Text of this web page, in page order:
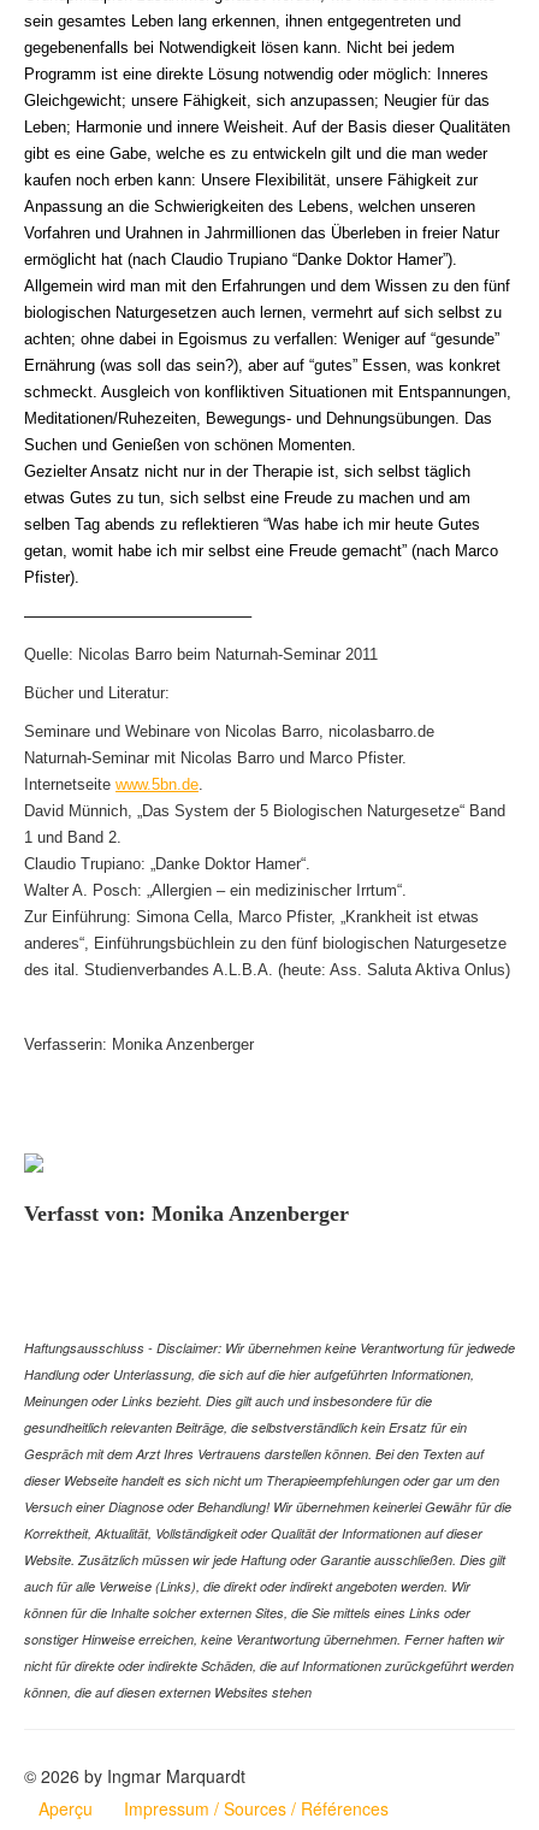
sein gesamtes Leben lang erkennen, ihnen entgegentreten und
gegebenenfalls bei Notwendigkeit lösen kann. Nicht bei jedem
Programm ist eine direkte Lösung notwendig oder möglich: Inneres
Gleichgewicht; unsere Fähigkeit, sich anzupassen; Neugier für das
Leben; Harmonie und innere Weisheit. Auf der Basis dieser Qualitäten
gibt es eine Gabe, welche es zu entwickeln gilt und die man weder
kaufen noch erben kann: Unsere Flexibilität, unsere Fähigkeit zur
Anpassung an die Schwierigkeiten des Lebens, welchen unseren
Vorfahren und Urahnen in Jahrmillionen das Überleben in freier Natur
ermöglicht hat (nach Claudio Trupiano “Danke Doktor Hamer”).
Allgemein wird man mit den Erfahrungen und dem Wissen zu den fünf
biologischen Naturgesetzen auch lernen, vermehrt auf sich selbst zu
achten; ohne dabei in Egoismus zu verfallen: Weniger auf “gesunde”
Ernährung (was soll das sein?), aber auf “gutes” Essen, was konkret
schmeckt. Ausgleich von konfliktiven Situationen mit Entspannungen,
Meditationen/Ruhezeiten, Bewegungs- und Dehnungsübungen. Das
Suchen und Genießen von schönen Momenten.
Gezielter Ansatz nicht nur in der Therapie ist, sich selbst täglich
etwas Gutes zu tun, sich selbst eine Freude zu machen und am
selben Tag abends zu reflektieren “Was habe ich mir heute Gutes
getan, womit habe ich mir selbst eine Freude gemacht” (nach Marco
Pfister).
——————————————–
Quelle: Nicolas Barro beim Naturnah-Seminar 2011
Bücher und Literatur:
Seminare und Webinare von Nicolas Barro, nicolasbarro.de
Naturnah-Seminar mit Nicolas Barro und Marco Pfister.
Internetseite www.5bn.de.
David Münnich, „Das System der 5 Biologischen Naturgesetze“ Band
1 und Band 2.
Claudio Trupiano: „Danke Doktor Hamer“.
Walter A. Posch: „Allergien – ein medizinischer Irrtum“.
Zur Einführung: Simona Cella, Marco Pfister, „Krankheit ist etwas
anderes“, Einführungsbüchlein zu den fünf biologischen Naturgesetze
des ital. Studienverbandes A.L.B.A. (heute: Ass. Saluta Aktiva Onlus)
Verfasserin: Monika Anzenberger
Verfasst von: Monika Anzenberger
Haftungsausschluss - Disclaimer: Wir übernehmen keine Verantwortung für jedwede
Handlung oder Unterlassung, die sich auf die hier aufgeführten Informationen,
Meinungen oder Links bezieht. Dies gilt auch und insbesondere für die
gesundheitlich relevanten Beiträge, die selbstverständlich kein Ersatz für ein
Gespräch mit dem Arzt Ihres Vertrauens darstellen können. Bei den Texten auf
dieser Webseite handelt es sich nicht um Therapieempfehlungen oder gar um den
Versuch einer Diagnose oder Behandlung! Wir übernehmen keinerlei Gewähr für die
Korrektheit, Aktualität, Vollständigkeit oder Qualität der Informationen auf dieser
Website. Zusätzlich müssen wir jede Haftung oder Garantie ausschließen. Dies gilt
auch für alle Verweise (Links), die direkt oder indirekt angeboten werden. Wir
können für die Inhalte solcher externen Sites, die Sie mittels eines Links oder
sonstiger Hinweise erreichen, keine Verantwortung übernehmen. Ferner haften wir
nicht für direkte oder indirekte Schäden, die auf Informationen zurückgeführt werden
können, die auf diesen externen Websites stehen
© 2026 by Ingmar Marquardt
Aperçu
Impressum / Sources / Références